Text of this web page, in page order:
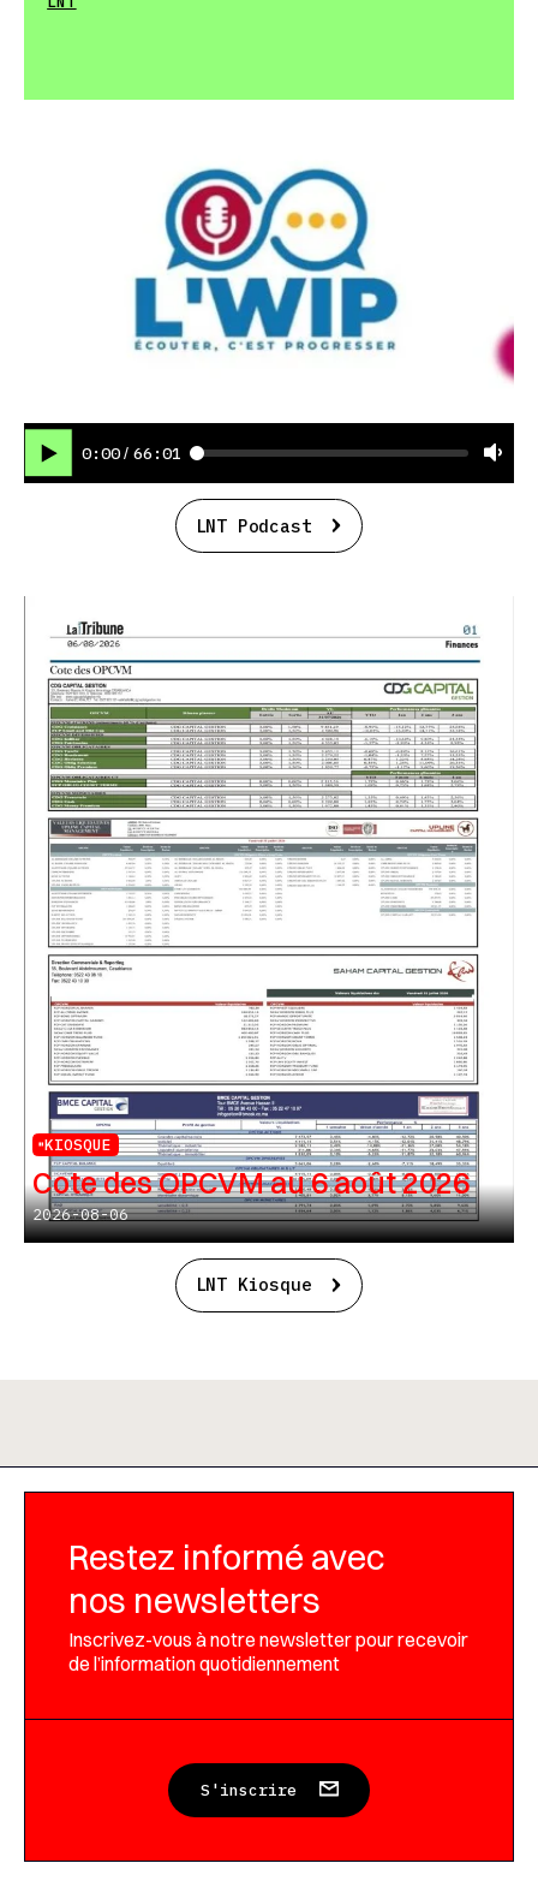
0:00 / 66:01
LNT Podcast
KIOSQUE
Cote des OPCVM au 6 août 2026
2026-08-06
LNT Kiosque
Restez informé avec
nos newsletters
Inscrivez-vous à notre newsletter pour recevoir
de l’information quotidiennement
S'inscrire